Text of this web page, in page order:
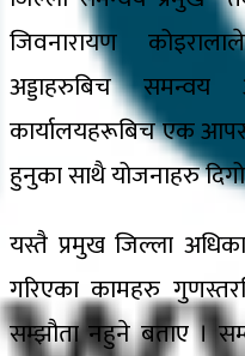
जिवनारायण
अड्डाहरुबिच
कार्यालयहरूबिच एक
हुनुका साथै योजनाहरु
यस्तै प्रमुख जिल्ला
गरिएका कामहरु
सम्झौता नहुने बताए ।